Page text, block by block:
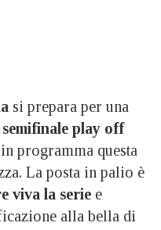
si prepara per una
play off
programma questa
La posta in palio è
viva la serie e
alla bella di